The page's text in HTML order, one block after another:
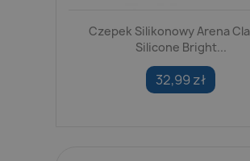
Czepek Silikonowy Arena
Silicone Bright...
32,99 zł